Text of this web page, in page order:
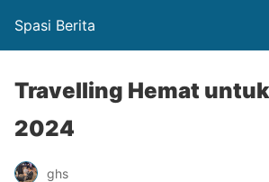
Spasi Berita
Travelling Hemat
2024
ghs